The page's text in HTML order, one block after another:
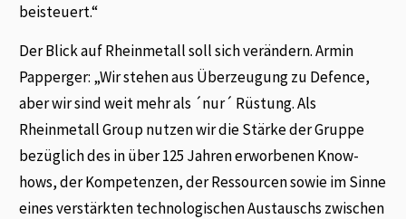
beisteuert.“
Der Blick auf Rheinmetall soll sich verändern. Armin
Papperger: „Wir stehen aus Überzeugung zu Defence,
aber wir sind weit mehr als ´nur´ Rüstung. Als
Rheinmetall Group nutzen wir die Stärke der Gruppe
bezüglich des in über 125 Jahren erworbenen Know-
hows, der Kompetenzen, der Ressourcen sowie im Sinne
eines verstärkten technologischen Austauschs zwischen